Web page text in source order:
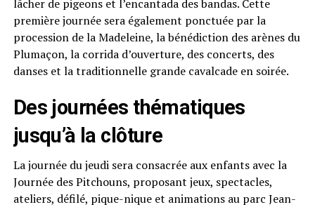
lâcher de pigeons et l’encantada des bandas. Cette
première journée sera également ponctuée par la
procession de la Madeleine, la bénédiction des arènes du
Plumaçon, la corrida d’ouverture, des concerts, des
danses et la traditionnelle grande cavalcade en soirée.
Des journées thématiques
jusqu’à la clôture
La journée du jeudi sera consacrée aux enfants avec la
Journée des Pitchouns, proposant jeux, spectacles,
ateliers, défilé, pique-nique et animations au parc Jean-